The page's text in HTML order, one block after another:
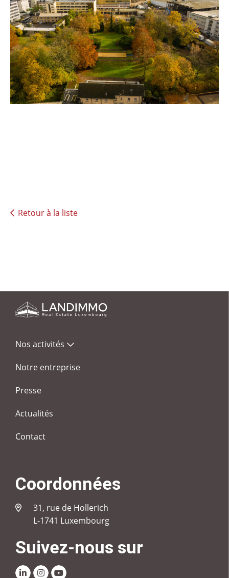
Retour à la liste
Nos activités
Notre entreprise
Presse
Actualités
Contact
Coordonnées
31, rue de Hollerich
L-1741 Luxembourg
Suivez-nous sur